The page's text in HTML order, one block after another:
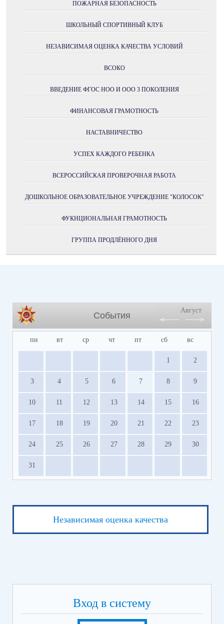
ПОЖАРНАЯ БЕЗОПАСНОСТЬ
ШКОЛЬНЫЙ СПОРТИВНЫЙ КЛУБ
НЕЗАВИСИМАЯ ОЦЕНКА КАЧЕСТВА УСЛОВИЙ
ВСОКО
ВВЕДЕНИЕ ФГОС НОО И ООО 3 ПОКОЛЕНИЯ
ФИНАНСОВАЯ ГРАМОТНОСТЬ
НАСТАВНИЧЕСТВО
УСПЕХ КАЖДОГО РЕБЕНКА
ВСЕРОССИЙСКАЯ ПРОВЕРОЧНАЯ РАБОТА
ДОШКОЛЬНОЕ ОБРАЗОВАТЕЛЬНОЕ УЧРЕЖДЕНИЕ "КОЛОСОК"
ФУКНЦИОНАЛЬНАЯ ГРАМОТНОСТЬ
ГРУППА ПРОДЛЁННОГО ДНЯ
События
Август
пн вт ср чт пт сб вс
1 2
3 4 5 6 7 8 9
10 11 12 13 14 15 16
17 18 19 20 21 22 23
24 25 26 27 28 29 30
31
Независимая оценка качества
Вход в систему